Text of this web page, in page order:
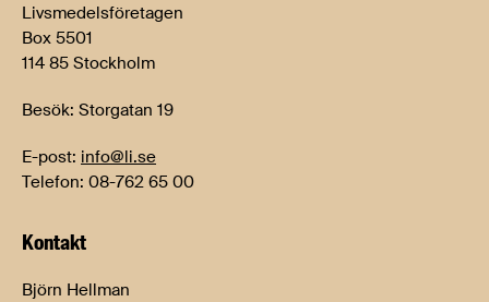
Livsmedelsföretagen
Box 5501
114 85 Stockholm
Besök: Storgatan 19
E-post: info@li.se
Telefon: 08-762 65 00
Kontakt
Björn Hellman